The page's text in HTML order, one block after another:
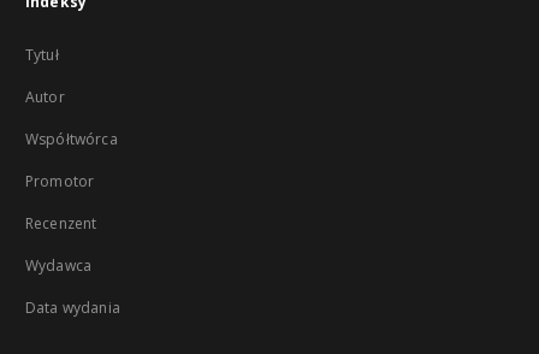
Tytuł
Autor
Współtwórca
Promotor
Recenzent
Wydawca
Data wydania